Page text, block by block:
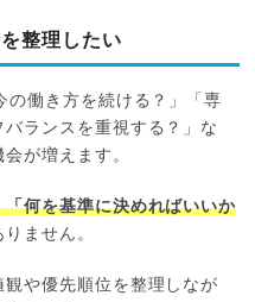
整理したい
の働き方を続ける？」「専
ランスを重視する？」な
が増えます。
何を基準に決めればいいか
ません。
や優先順位を整理しなが